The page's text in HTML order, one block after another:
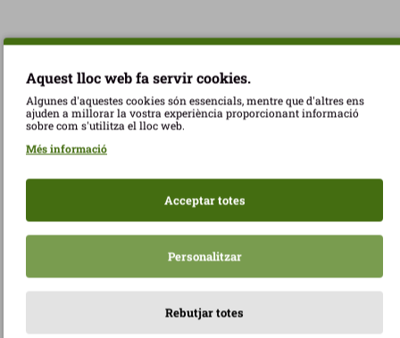
Aquest lloc web fa servir cookies.
Algunes d'aquestes cookies són essencials, mentre que d'altres ens
ajuden a millorar la vostra experiència proporcionant informació
sobre com s'utilitza el lloc web.
Més informació
Acceptar totes
Personalitzar
Rebutjar totes